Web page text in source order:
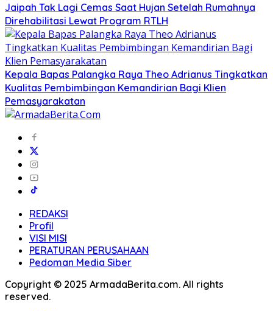
Jaipah Tak Lagi Cemas Saat Hujan Setelah Rumahnya
Direhabilitasi Lewat Program RTLH
Kepala Bapas Palangka Raya Theo Adrianus Tingkatkan
Kualitas Pembimbingan Kemandirian Bagi Klien
Pemasyarakatan
REDAKSI
Profil
VISI MISI
PERATURAN PERUSAHAAN
Pedoman Media Siber
Copyright © 2025 ArmadaBerita.com. All rights
reserved.